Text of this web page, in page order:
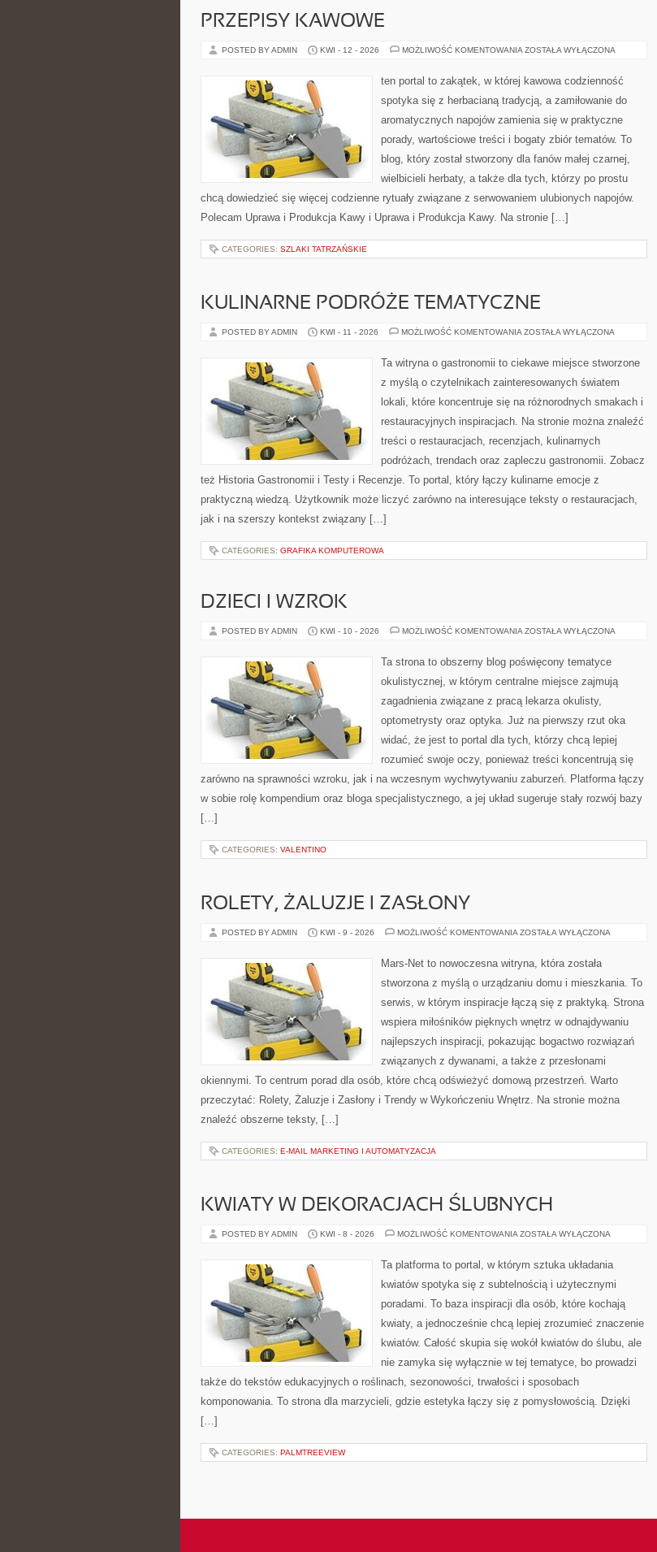
PRZEPISY KAWOWE
POSTED BY ADMIN KWI - 12 - 2026 MOŻLIWOŚĆ KOMENTOWANIA PRZEPISY
ZOSTAŁA WYŁĄCZONA
ten portal to zakątek, w której kawowa codzienność
spotyka się z herbacianą tradycją, a zamiłowanie do
aromatycznych napojów zamienia się w praktyczne
porady, wartościowe treści i bogaty zbiór tematów. To
blog, który został stworzony dla fanów małej czarnej,
wielbicieli herbaty, a także dla tych, którzy po prostu
chcą dowiedzieć się więcej codzienne rytuały związane z serwowaniem ulubionych napojów.
Polecam Uprawa i Produkcja Kawy i Uprawa i Produkcja Kawy. Na stronie […]
CATEGORIES: SZLAKI TATRZAŃSKIE
KULINARNE PODRÓŻE TEMATYCZNE
POSTED BY ADMIN KWI - 11 - 2026 MOŻLIWOŚĆ KOMENTOWANIA KULINARNE
ZOSTAŁA WYŁĄCZONA
Ta witryna o gastronomii to ciekawe miejsce stworzone
z myślą o czytelnikach zainteresowanych światem
lokali, które koncentruje się na różnorodnych smakach i
restauracyjnych inspiracjach. Na stronie można znaleźć
treści o restauracjach, recenzjach, kulinarnych
podróżach, trendach oraz zapleczu gastronomii. Zobacz
też Historia Gastronomii i Testy i Recenzje. To portal, który łączy kulinarne emocje z
praktyczną wiedzą. Użytkownik może liczyć zarówno na interesujące teksty o restauracjach,
jak i na szerszy kontekst związany […]
CATEGORIES: GRAFIKA KOMPUTEROWA
DZIECI I WZROK
POSTED BY ADMIN KWI - 10 - 2026 MOŻLIWOŚĆ KOMENTOWANIA DZIECI
ZOSTAŁA WYŁĄCZONA
Ta strona to obszerny blog poświęcony tematyce
okulistycznej, w którym centralne miejsce zajmują
zagadnienia związane z pracą lekarza okulisty,
optometrysty oraz optyka. Już na pierwszy rzut oka
widać, że jest to portal dla tych, którzy chcą lepiej
rozumieć swoje oczy, ponieważ treści koncentrują się
zarówno na sprawności wzroku, jak i na wczesnym wychwytywaniu zaburzeń. Platforma łączy
w sobie rolę kompendium oraz bloga specjalistycznego, a jej układ sugeruje stały rozwój bazy
[…]
CATEGORIES: VALENTINO
ROLETY, ŻALUZJE I ZASŁONY
POSTED BY ADMIN KWI - 9 - 2026 MOŻLIWOŚĆ KOMENTOWANIA ROLETY,
ZASŁONY
ZOSTAŁA WYŁĄCZONA
Mars-Net to nowoczesna witryna, która została
stworzona z myślą o urządzaniu domu i mieszkania. To
serwis, w którym inspiracje łączą się z praktyką. Strona
wspiera miłośników pięknych wnętrz w odnajdywaniu
najlepszych inspiracji, pokazując bogactwo rozwiązań
związanych z dywanami, a także z przesłonami
okiennymi. To centrum porad dla osób, które chcą odświeżyć domową przestrzeń. Warto
przeczytać: Rolety, Żaluzje i Zasłony i Trendy w Wykończeniu Wnętrz. Na stronie można
znaleźć obszerne teksty, […]
CATEGORIES: E-MAIL MARKETING I AUTOMATYZACJA
KWIATY W DEKORACJACH ŚLUBNYCH
POSTED BY ADMIN KWI - 8 - 2026 MOŻLIWOŚĆ KOMENTOWANIA KWIATY
ŚLUBNYCH
ZOSTAŁA WYŁĄCZONA
Ta platforma to portal, w którym sztuka układania
kwiatów spotyka się z subtelnością i użytecznymi
poradami. To baza inspiracji dla osób, które kochają
kwiaty, a jednocześnie chcą lepiej zrozumieć znaczenie
kwiatów. Całość skupia się wokół kwiatów do ślubu, ale
nie zamyka się wyłącznie w tej tematyce, bo prowadzi
także do tekstów edukacyjnych o roślinach, sezonowości, trwałości i sposobach
komponowania. To strona dla marzycieli, gdzie estetyka łączy się z pomysłowością. Dzięki
[…]
CATEGORIES: PALMTREEVIEW